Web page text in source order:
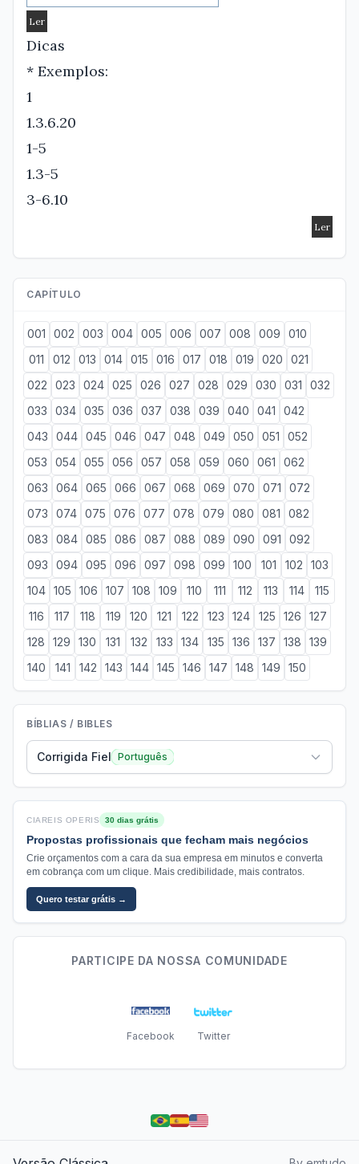
Dicas
* Exemplos:
1
1.3.6.20
1-5
1.3-5
3-6.10
CAPÍTULO
001 002 003 004 005 006 007 008 009
010
011
012 013 014 015 016 017 018 019 020
021
022
023 024 025 026 027 028 029 030 031
032
033
034 035 036 037 038 039 040 041
042
043
044 045 046 047 048 049 050 051
052
053
054 055 056 057 058 059 060 061
062
063
064 065 066 067 068 069 070 071
072
073
074 075 076 077 078 079 080 081
082
083
084 085 086 087 088 089 090 091
092
093
094 095 096 097 098 099 100 101 102
103
104 105 106 107 108 109 110 111 112 113 114
115
116
117 118 119 120 121 122 123 124 125 126
127
128
129 130 131 132 133 134 135 136 137 138
139
140
141 142 143 144 145 146 147 148 149 150
BÍBLIAS / BIBLES
Corrigida Fiel Português
CIAREIS OPERIS 30 dias grátis
Propostas profissionais que fecham mais negócios
Crie orçamentos com a cara da sua empresa em minutos e converta
em cobrança com um clique. Mais credibilidade, mais contratos.
Quero testar grátis →
PARTICIPE DA NOSSA COMUNIDADE
Facebook Twitter